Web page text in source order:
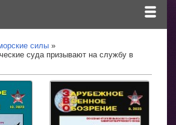
силы
суда призывают на службу в